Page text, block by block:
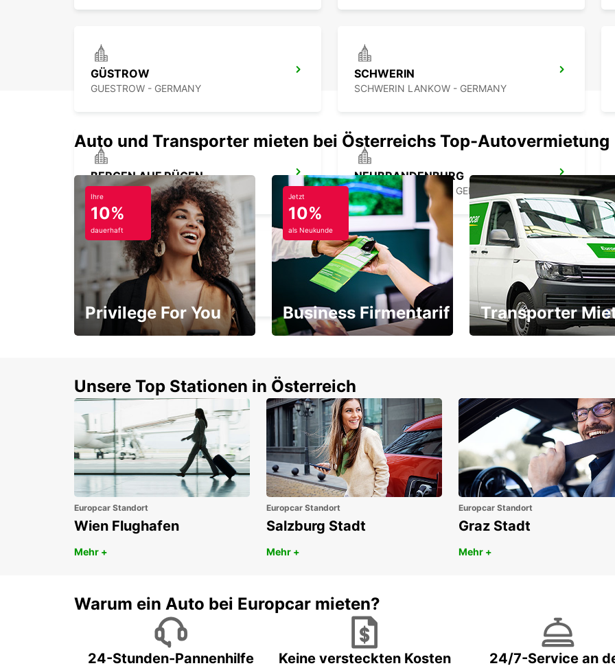
GÜSTROW
GUESTROW - GERMANY
SCHWERIN
SCHWERIN LANKOW - GERMANY
BERGEN AUF RÜGEN
BERGEN / RUEGEN - GERMANY
NEUBRANDENBURG
NEUBRANDENBURG - GERMANY
NAKSKOV
NAKSKOV - DENMARK
Auto und Transporter mieten bei Österreichs Top-Autovermietung
Ihre
10%
dauerhaft
Privilege For You
Jetzt
10%
als Neukunde
Business Firmentarif Transporter
Unsere Top Stationen in Österreich
Europcar Standort
Wien Flughafen
Mehr +
Europcar Standort
Salzburg Stadt
Mehr +
Europcar Standort
Graz Stadt
Mehr +
Warum ein Auto bei Europcar mieten?
24-Stunden-Pannenhilfe Keine versteckten Kosten
24/7-Service an